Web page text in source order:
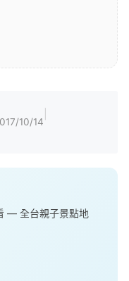
10/14
— 全台親子景點地